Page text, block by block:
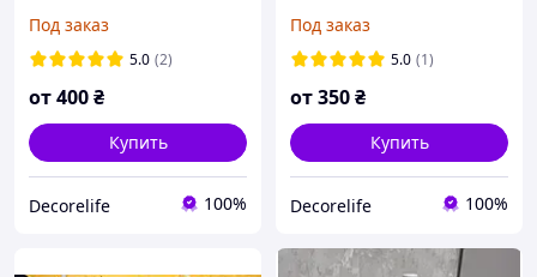
весілля
Под заказ
5.0 (2)
от400₴
Купить
Decorelife 100%
весілля
Под заказ
5.0 (1)
от350₴
Купить
Decorelife 100%